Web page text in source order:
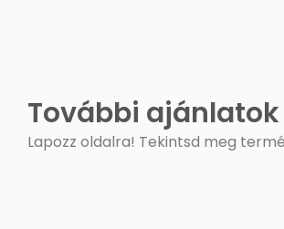
További ajánlatok
Lapozz oldalra! Tekintsd meg